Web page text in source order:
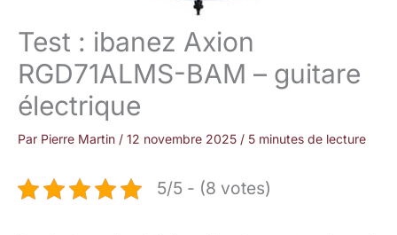
Test : ibanez Axion
RGD71ALMS-BAM – guitare
électrique
Par Pierre Martin / 12 novembre 2025 / 5 minutes de lecture
5/5 - (8 votes)